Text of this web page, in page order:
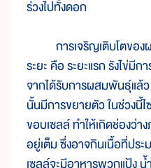
ร่วงไปทั้งดอก
การเจริญเติบโตของผ
ระยะ คือ ระยะแรก รังไข่มี
จากได้รับการผสมพันธุ์แล้ว
นั้นมีการขยายตัว ในช่วงนี้
ขอบเซลล์ ทำให้เกิดช่องว่า
อยู่เต็ม ซึ่งอาจกินเนื้อที่ปร